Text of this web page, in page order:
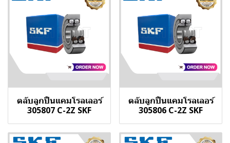
ตลับลูกปืนแคมโรลเลอร์
305807 C-2Z SKF
ตลับลูกปืนแคมโรลเลอร์
305806 C-2Z SKF